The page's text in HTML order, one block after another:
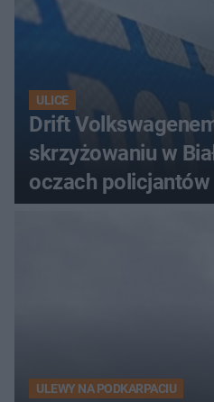
ULICE
Drift
skrzyżowaniu w
oczach policjantów
ULEWY NA PODKARPACIU